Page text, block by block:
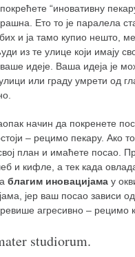
“иновативну
Ето то је паралела
и ја тамо купио нешто,
из те улице који имају
ваше идеје. Ваша идеја је
или граду умрети од
начин да покренете
– рецимо пекару. Ако
план и имаћете посао.
и кифле, а тек када
благим иновацијама у
јер ваш посао зависи
агресивно –
studiorum.